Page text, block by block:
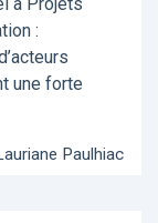
:
une forte
Paulhiac